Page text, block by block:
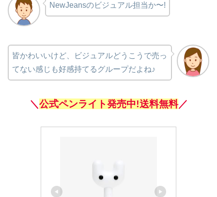
NewJeansのビジュアル担当か〜!
皆かわいいけど、ビジュアルどうこうで売っ
てない感じも好感持てるグループだよね♪
＼公式ペンライト発売中!送料無料／